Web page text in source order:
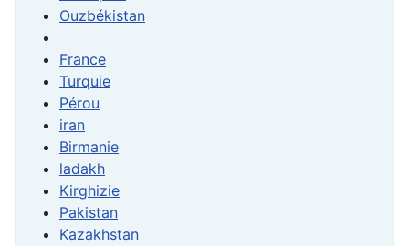
Ouzbékistan
France
Turquie
Pérou
iran
Birmanie
ladakh
Kirghizie
Pakistan
Kazakhstan